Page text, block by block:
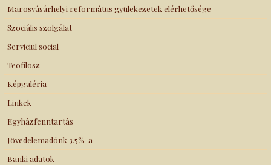
Marosvásárhelyi református gyülekezetek elérhetősége
Szociális szolgálat
Serviciul social
Teofilosz
Képgaléria
Linkek
Egyházfenntartás
Jövedelemadónk 3,5%-a
Banki adatok